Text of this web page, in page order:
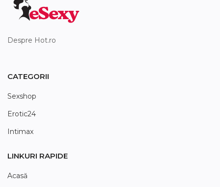
Despre Hot.ro
CATEGORII
Sexshop
Erotic24
Intimax
LINKURI RAPIDE
Acasă